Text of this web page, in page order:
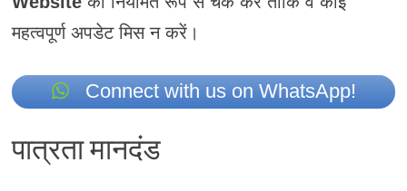
महत्वपूर्ण अपडेट मिस न करें।
Connect with us on WhatsApp!
पात्रता मानदंड